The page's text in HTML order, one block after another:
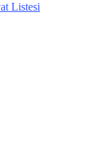
Listesi